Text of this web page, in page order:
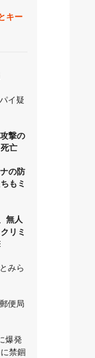
キー
イ疑
撃の
亡
の防
もミ
無人
リミ
みら
便局
爆発
禁錮